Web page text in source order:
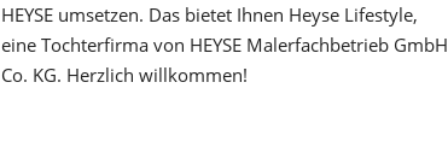
HEYSE umsetzen. Das bietet Ihnen Heyse Lifestyle,
eine Tochterfirma von HEYSE Malerfachbetrieb GmbH
Co. KG. Herzlich willkommen!